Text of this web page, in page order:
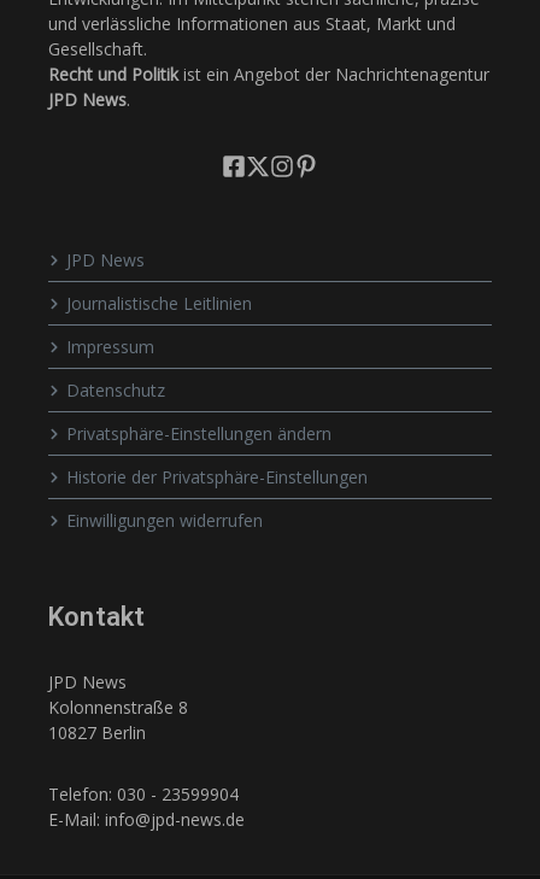
und verlässliche Informationen aus Staat, Markt und
Gesellschaft.
Recht und Politikist ein Angebot der Nachrichtenagentur
JPD News.
JPD News
Journalistische Leitlinien
Impressum
Datenschutz
Privatsphäre-Einstellungen ändern
Historie der Privatsphäre-Einstellungen
Einwilligungen widerrufen
Kontakt
JPD News
Kolonnenstraße 8
10827 Berlin
Telefon: 030 - 23599904
E-Mail: info@jpd-news.de